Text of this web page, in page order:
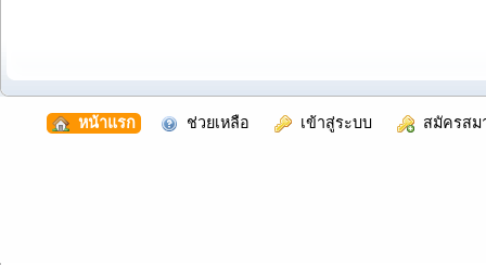
หน้าแรก ช่วยเหลือ เข้าสู่ระบบ สมัครสม